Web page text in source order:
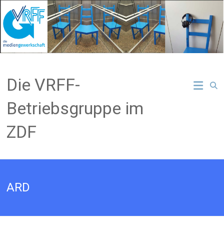
Inhalt
springen
Die VRFF-
Betriebsgruppe im
ZDF
ARD